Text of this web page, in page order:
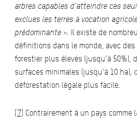
arbres capables d’atteindre ces
exclues les terres à vocation
prédominante ». Il existe de
définitions dans le monde, avec
forestier plus élevés (jusqu’à 50%),
surfaces minimales (jusqu’à 10 ha),
déforestation légale plus facile.
[7] Contrairement à un pays comme